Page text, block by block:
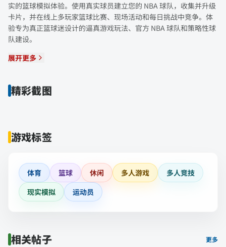
实的篮球模拟体验。使用真实球员建立您的 NBA 球队，收集并升级
卡片，并在线上多玩家篮球比赛、现场活动和每日挑战中竞争。体
验专为真正篮球迷设计的逼真游戏玩法、官方 NBA 球队和策略性球
队建设。
展开更多
精彩截图
游戏标签
体育 篮球 休闲 多人游戏
多人竞技
现实模拟
运动员
相关帖子 更多